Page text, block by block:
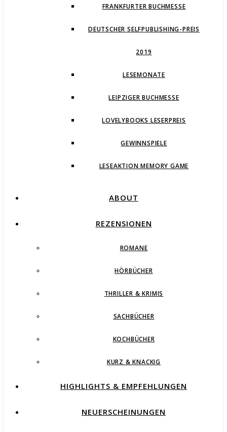
FRANKFURTER BUCHMESSE
DEUTSCHER SELFPUBLISHING-PREIS
2019
LESEMONATE
LEIPZIGER BUCHMESSE
LOVELYBOOKS LESERPREIS
GEWINNSPIELE
LESEAKTION MEMORY GAME
ABOUT
REZENSIONEN
ROMANE
HÖRBÜCHER
THRILLER & KRIMIS
SACHBÜCHER
KOCHBÜCHER
KURZ & KNACKIG
HIGHLIGHTS & EMPFEHLUNGEN
NEUERSCHEINUNGEN